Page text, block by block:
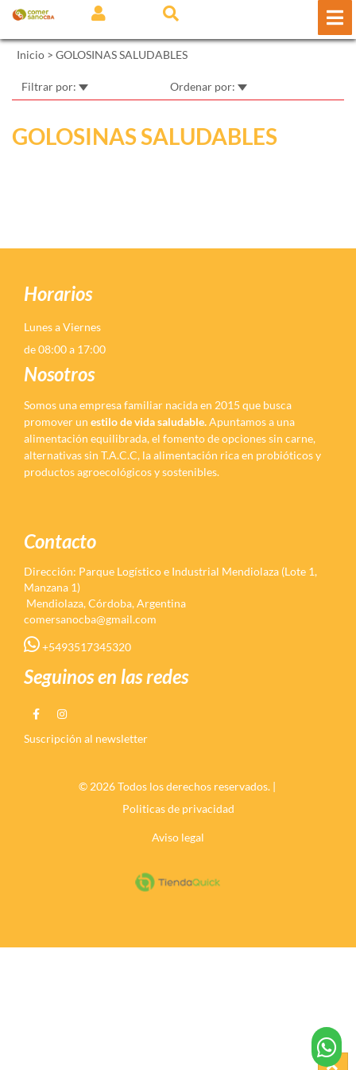
Inicio > GOLOSINAS SALUDABLES
Filtrar por: Ordenar por:
GOLOSINAS SALUDABLES
Horarios
Lunes a Viernes
de 08:00 a 17:00
Nosotros
Somos una empresa familiar nacida en 2015 que busca
promover un estilo de vida saludable.Apuntamos a una
alimentación equilibrada, el fomento de opciones sin carne,
alternativas sin T.A.C.C, la alimentación rica en probióticos y
productos agroecológicos y sostenibles.
Contacto
Dirección: Parque Logístico e Industrial Mendiolaza (Lote 1,
Manzana 1)
Mendiolaza, Córdoba, Argentina
comersanocba@gmail.com
+5493517345320
Seguinos en las redes
Suscripción al newsletter
© 2026 Todos los derechos reservados. |
Politicas de privacidad
Aviso legal